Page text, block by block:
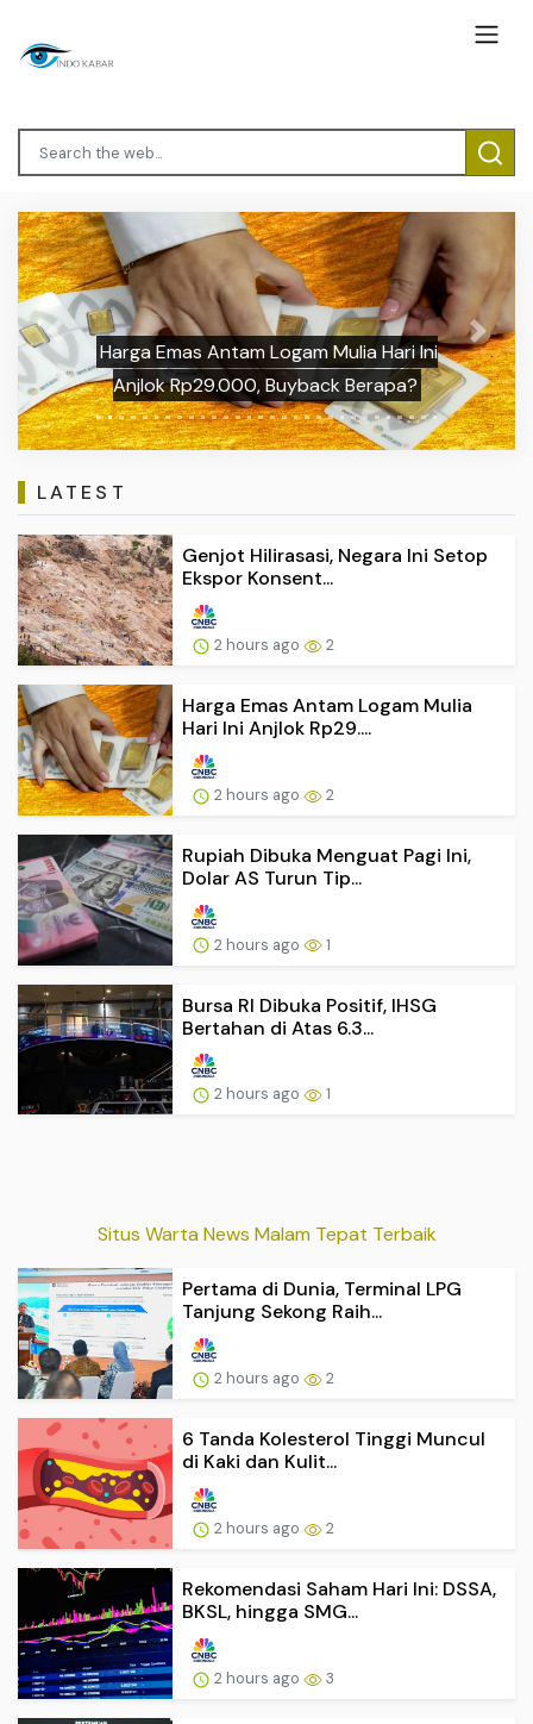
Harga Emas Antam Logam Mulia Hari Ini
Anjlok Rp29.000, Buyback Berapa?
Previous Next
LATEST
Genjot Hilirasasi, Negara Ini Setop
Ekspor Konsent...
2 hours ago 2
Harga Emas Antam Logam Mulia
Hari Ini Anjlok Rp29....
2 hours ago 2
Rupiah Dibuka Menguat Pagi Ini,
Dolar AS Turun Tip...
2 hours ago 1
Bursa RI Dibuka Positif, IHSG
Bertahan di Atas 6.3...
2 hours ago 1
Situs Warta News Malam Tepat Terbaik
Pertama di Dunia, Terminal LPG
Tanjung Sekong Raih...
2 hours ago 2
6 Tanda Kolesterol Tinggi Muncul
di Kaki dan Kulit...
2 hours ago 2
Rekomendasi Saham Hari Ini: DSSA,
BKSL, hingga SMG...
2 hours ago 3